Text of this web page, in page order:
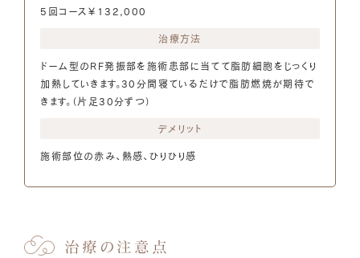
5回コース￥132,000
治療方法
ドーム型のRF発振部を施術患部に当てて脂肪細胞をじっくり
加熱していきます。30分間寝ているだけで脂肪燃焼が期待で
きます。（片足30分ずつ）
デメリット
施術部位の赤み、熱感、ひりひり感
治療の注意点